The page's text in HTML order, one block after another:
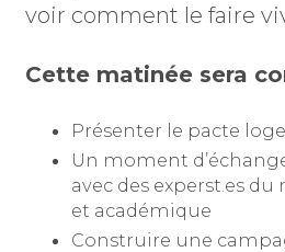
voir comment le faire
Cette matinée sera
Présenter le pacte
Un moment
avec des experst.es
et académique
Construire une